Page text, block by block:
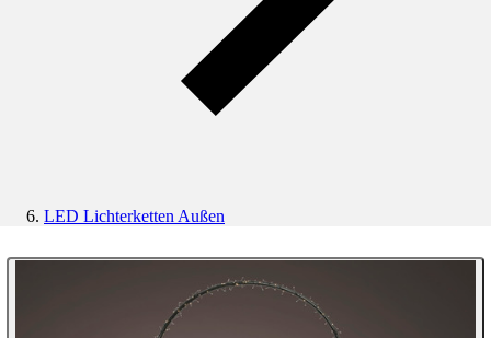
LED Lichterketten Außen